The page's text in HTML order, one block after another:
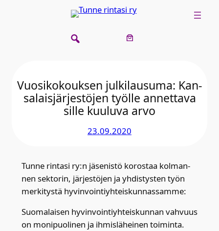
Vuo­si­ko­kouk­sen jul­ki­lausu­ma: Kan­
sa­lais­jär­jes­tö­jen työl­le annet­ta­va
sil­le kuu­lu­va arvo
23.09.2020
Tun­ne rin­ta­si ry:n jäse­nis­tö koros­taa kol­man­
nen sek­to­rin, jär­jes­tö­jen ja yhdis­tys­ten työn
mer­ki­tys­tä hyvin­voin­tiyh­teis­kun­nas­sam­me:
Suo­ma­lai­sen hyvin­voin­tiyh­teis­kun­nan vah­vuus
on moni­puo­li­nen ja ihmis­lä­hei­nen toi­min­ta.